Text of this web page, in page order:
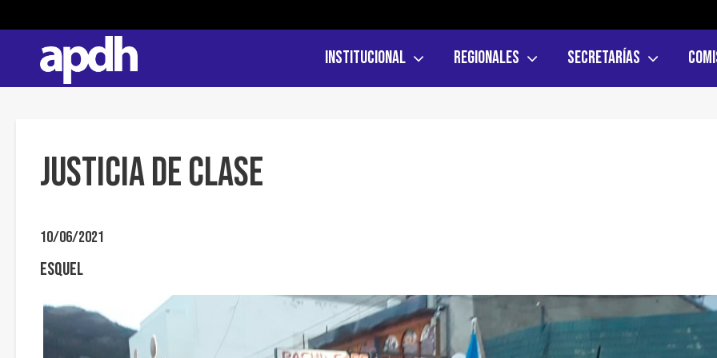
Institucional Regionales Secretarías
Justicia de clase
10/06/2021
Esquel